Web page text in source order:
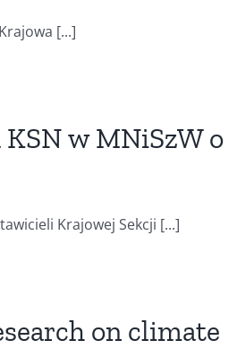
[...]
w MNiSzW o
Krajowej Sekcji [...]
on climate